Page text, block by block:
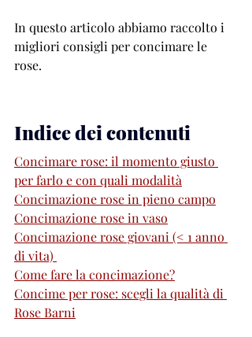
In questo articolo abbiamo raccolto i
migliori consigli per concimare le
rose.
Indice dei contenuti
Concimare rose: il momento giusto
per farlo e con quali modalità
Concimazione rose in pieno campo
Concimazione rose in vaso
Concimazione rose giovani (< 1 anno
di vita)
Come fare la concimazione?
Concime per rose: scegli la qualità di
Rose Barni